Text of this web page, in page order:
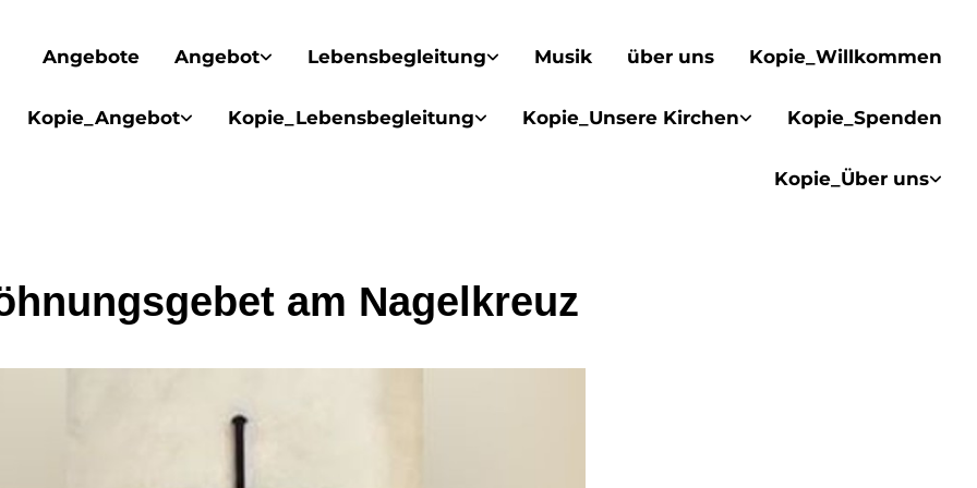
Angebote Angebot Lebensbegleitung Musik über uns Kopie_Willkommen
Kopie_Angebot Kopie_Lebensbegleitung Kopie_Unsere Kirchen Kopie_Spenden
Kopie_Über uns
am Nagelkreuz